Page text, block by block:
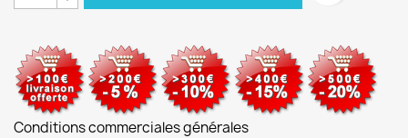
Conditions commerciales générales